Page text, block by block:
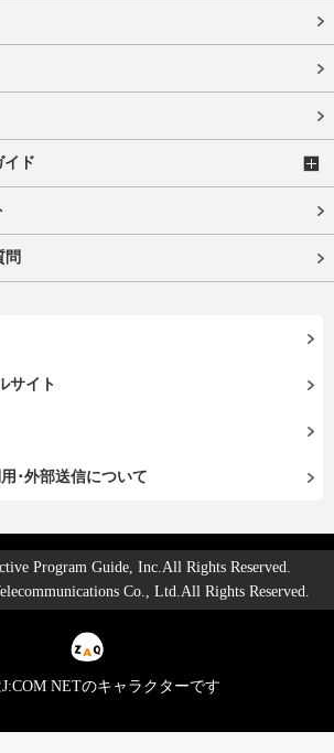
ド
問
サイト
･外部送信について
Program Guide, Inc.All Rights Reserved.
Co., Ltd.All Rights Reserved.
NETのキャラクターです